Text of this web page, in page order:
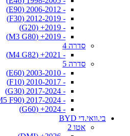
- 2006-2012 (E90)
- 2012-2019 (F30)
- 2019+ (G20)
- 2019+ (M3 G80)
סדרה 4
- 2021+ (M4 G82)
סדרה 5
- 2003-2010 (E60)
- 2010-2017 (F10)
- 2017-2024 (G30)
- 2017-2024 (M5 F90)
- 2024+ (G60)
בי.וואי.די BYD
אטו 2